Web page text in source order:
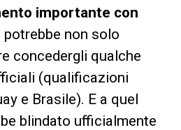
importante con
non solo
concedergli qualche
(qualificazioni
e Brasile). E a quel
blindato ufficialmente